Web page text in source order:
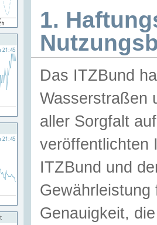
1.
Das ITZBund
Wasserstraßen
aller Sorgfalt
veröffentlichten
ITZBund und
Genauigkeit,